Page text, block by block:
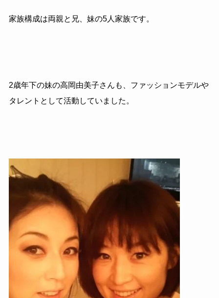
家族構成は両親と兄、妹の5人家族です。
2歳年下の妹の高岡由美子さんも、ファッションモデルや
タレントとして活動していました。